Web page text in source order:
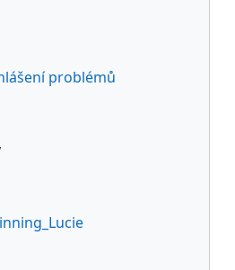
problémů